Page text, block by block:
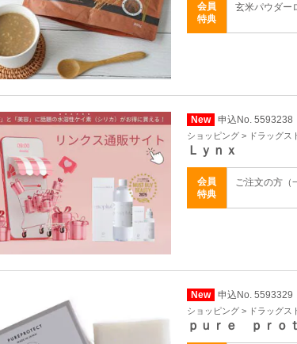
会員
特典
玄米パウダー
New 申込No. 5593238
ショッピング > ドラッグス
Ｌｙｎｘ
会員
特典
ご注文の方（
New 申込No. 5593329
ショッピング > ドラッグス
ｐｕｒｅ ｐｒｏ